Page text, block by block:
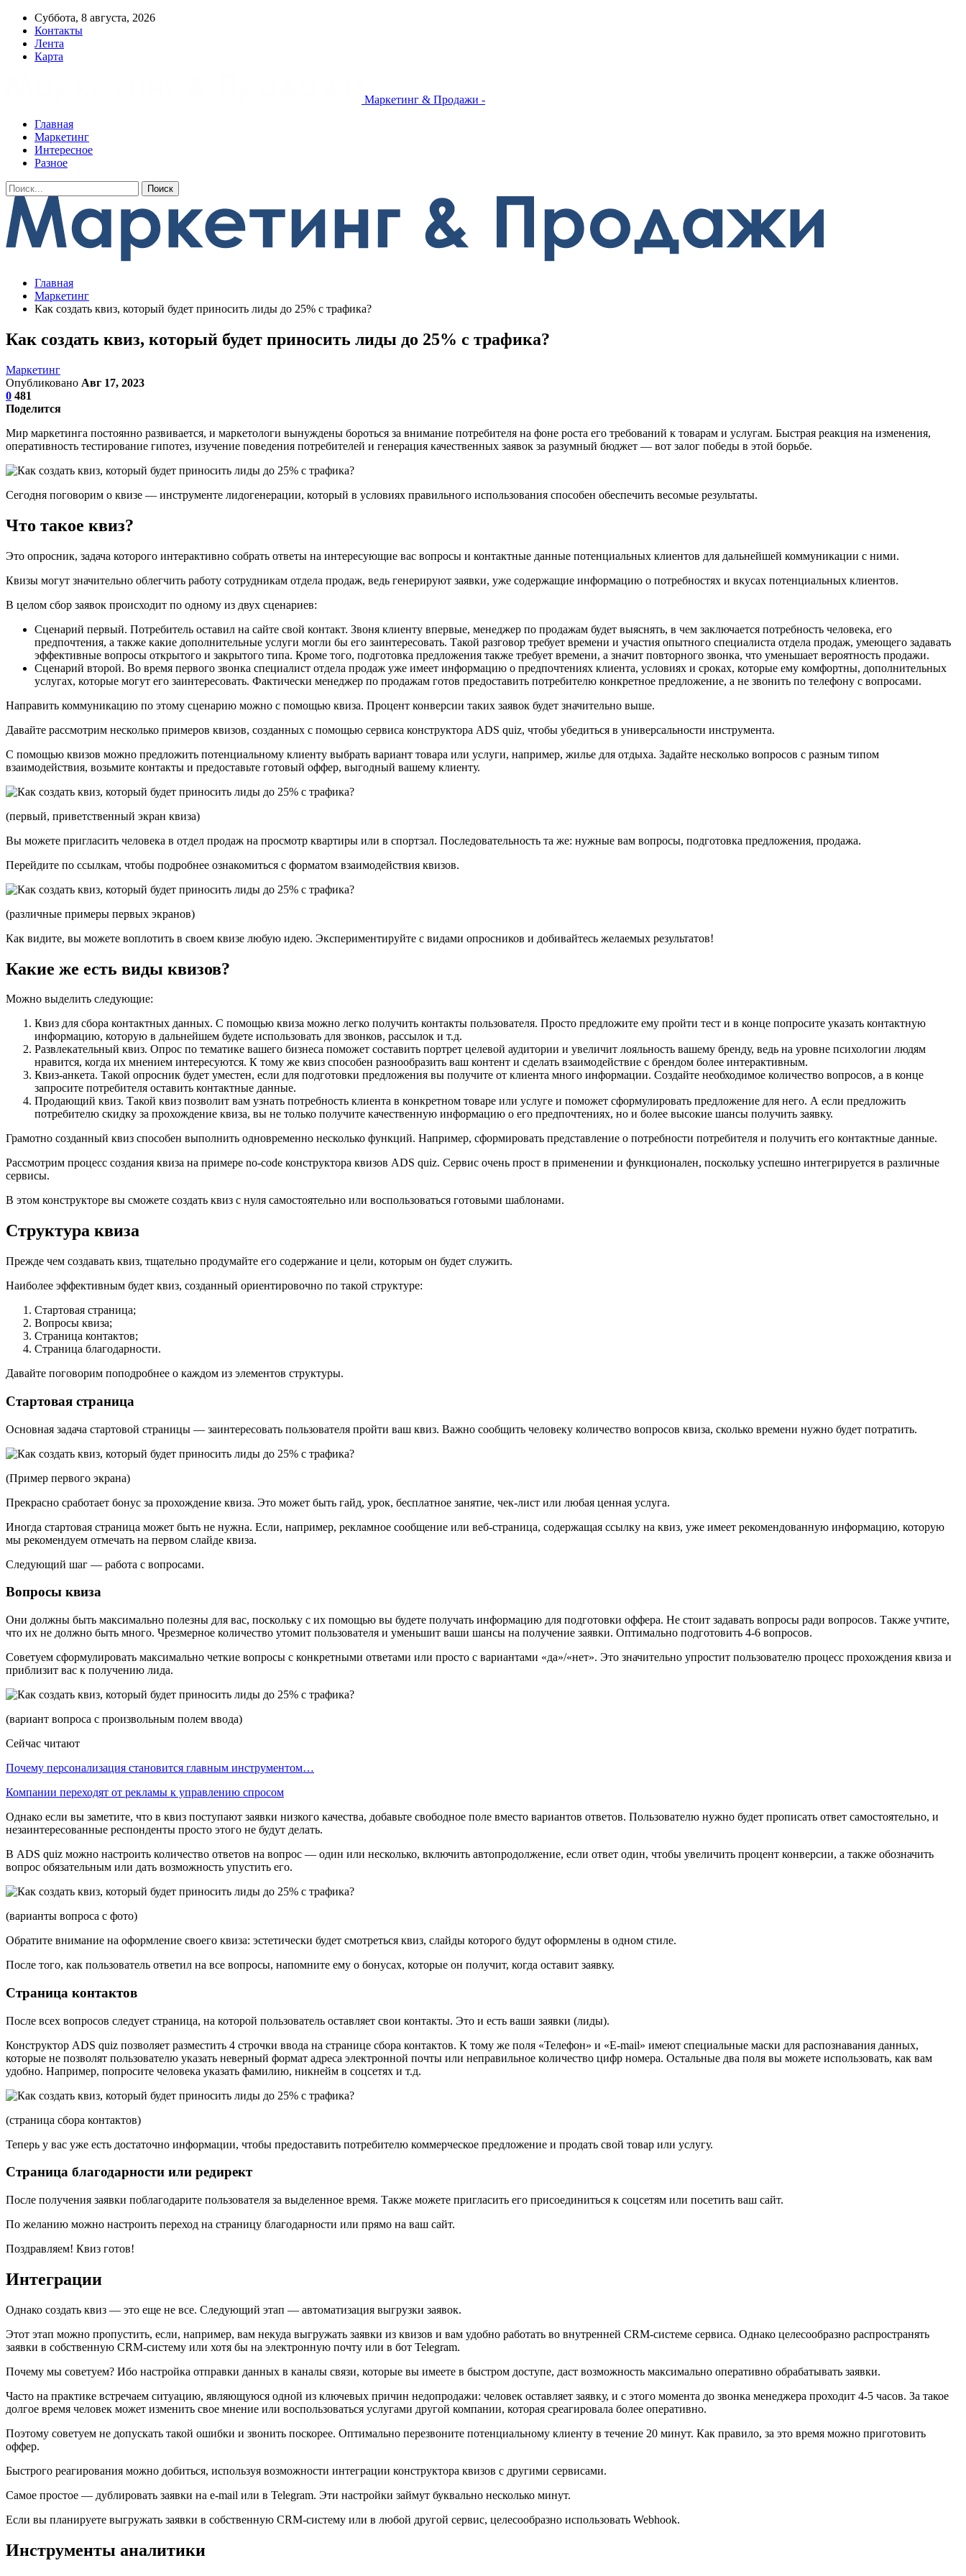
Суббота, 8 августа, 2026
Контакты
Лента
Карта
Маркетинг & Продажи -
Главная
Маркетинг
Интересное
Разное
Главная
Маркетинг
Как создать квиз, который будет приносить лиды до 25% с трафика?
Как создать квиз, который будет приносить лиды до 25% с трафика?
Маркетинг
Опубликовано Авг 17, 2023
0 481
Поделится
Мир маркетинга постоянно развивается, и маркетологи вынуждены бороться за внимание потребителя на фоне роста его требований к товарам и услугам. Быстрая реакция на изменения,
оперативность тестирование гипотез, изучение поведения потребителей и генерация качественных заявок за разумный бюджет — вот залог победы в этой борьбе.
Сегодня поговорим о квизе — инструменте лидогенерации, который в условиях правильного использования способен обеспечить весомые результаты.
Что такое квиз?
Это опросник, задача которого интерактивно собрать ответы на интересующие вас вопросы и контактные данные потенциальных клиентов для дальнейшей коммуникации с ними.
Квизы могут значительно облегчить работу сотрудникам отдела продаж, ведь генерируют заявки, уже содержащие информацию о потребностях и вкусах потенциальных клиентов.
В целом сбор заявок происходит по одному из двух сценариев:
Сценарий первый. Потребитель оставил на сайте свой контакт. Звоня клиенту впервые, менеджер по продажам будет выяснять, в чем заключается потребность человека, его
предпочтения, а также какие дополнительные услуги могли бы его заинтересовать. Такой разговор требует времени и участия опытного специалиста отдела продаж, умеющего задавать
эффективные вопросы открытого и закрытого типа. Кроме того, подготовка предложения также требует времени, а значит повторного звонка, что уменьшает вероятность продажи.
Сценарий второй. Во время первого звонка специалист отдела продаж уже имеет информацию о предпочтениях клиента, условиях и сроках, которые ему комфортны, дополнительных
услугах, которые могут его заинтересовать. Фактически менеджер по продажам готов предоставить потребителю конкретное предложение, а не звонить по телефону с вопросами.
Направить коммуникацию по этому сценарию можно с помощью квиза. Процент конверсии таких заявок будет значительно выше.
Давайте рассмотрим несколько примеров квизов, созданных с помощью сервиса конструктора ADS quiz, чтобы убедиться в универсальности инструмента.
С помощью квизов можно предложить потенциальному клиенту выбрать вариант товара или услуги, например, жилье для отдыха. Задайте несколько вопросов с разным типом
взаимодействия, возьмите контакты и предоставьте готовый оффер, выгодный вашему клиенту.
(первый, приветственный экран квиза)
Вы можете пригласить человека в отдел продаж на просмотр квартиры или в спортзал. Последовательность та же: нужные вам вопросы, подготовка предложения, продажа.
Перейдите по ссылкам, чтобы подробнее ознакомиться с форматом взаимодействия квизов.
(различные примеры первых экранов)
Как видите, вы можете воплотить в своем квизе любую идею. Экспериментируйте с видами опросников и добивайтесь желаемых результатов!
Какие же есть виды квизов?
Можно выделить следующие:
Квиз для сбора контактных данных. С помощью квиза можно легко получить контакты пользователя. Просто предложите ему пройти тест и в конце попросите указать контактную
информацию, которую в дальнейшем будете использовать для звонков, рассылок и т.д.
Развлекательный квиз. Опрос по тематике вашего бизнеса поможет составить портрет целевой аудитории и увеличит лояльность вашему бренду, ведь на уровне психологии людям
нравится, когда их мнением интересуются. К тому же квиз способен разнообразить ваш контент и сделать взаимодействие с брендом более интерактивным.
Квиз-анкета. Такой опросник будет уместен, если для подготовки предложения вы получите от клиента много информации. Создайте необходимое количество вопросов, а в конце
запросите потребителя оставить контактные данные.
Продающий квиз. Такой квиз позволит вам узнать потребность клиента в конкретном товаре или услуге и поможет сформулировать предложение для него. А если предложить
потребителю скидку за прохождение квиза, вы не только получите качественную информацию о его предпочтениях, но и более высокие шансы получить заявку.
Грамотно созданный квиз способен выполнить одновременно несколько функций. Например, сформировать представление о потребности потребителя и получить его контактные данные.
Рассмотрим процесс создания квиза на примере no-code конструктора квизов ADS quiz. Сервис очень прост в применении и функционален, поскольку успешно интегрируется в различные
сервисы.
В этом конструкторе вы сможете создать квиз с нуля самостоятельно или воспользоваться готовыми шаблонами.
Структура квиза
Прежде чем создавать квиз, тщательно продумайте его содержание и цели, которым он будет служить.
Наиболее эффективным будет квиз, созданный ориентировочно по такой структуре:
Стартовая страница;
Вопросы квиза;
Страница контактов;
Страница благодарности.
Давайте поговорим поподробнее о каждом из элементов структуры.
Стартовая страница
Основная задача стартовой страницы — заинтересовать пользователя пройти ваш квиз. Важно сообщить человеку количество вопросов квиза, сколько времени нужно будет потратить.
(Пример первого экрана)
Прекрасно сработает бонус за прохождение квиза. Это может быть гайд, урок, бесплатное занятие, чек-лист или любая ценная услуга.
Иногда стартовая страница может быть не нужна. Если, например, рекламное сообщение или веб-страница, содержащая ссылку на квиз, уже имеет рекомендованную информацию, которую
мы рекомендуем отмечать на первом слайде квиза.
Следующий шаг — работа с вопросами.
Вопросы квиза
Они должны быть максимально полезны для вас, поскольку с их помощью вы будете получать информацию для подготовки оффера. Не стоит задавать вопросы ради вопросов. Также учтите,
что их не должно быть много. Чрезмерное количество утомит пользователя и уменьшит ваши шансы на получение заявки. Оптимально подготовить 4-6 вопросов.
Советуем сформулировать максимально четкие вопросы с конкретными ответами или просто с вариантами «да»/«нет». Это значительно упростит пользователю процесс прохождения квиза и
приблизит вас к получению лида.
(вариант вопроса с произвольным полем ввода)
Сейчас читают
Почему персонализация становится главным инструментом…
Компании переходят от рекламы к управлению спросом
Однако если вы заметите, что в квиз поступают заявки низкого качества, добавьте свободное поле вместо вариантов ответов. Пользователю нужно будет прописать ответ самостоятельно, и
незаинтересованные респонденты просто этого не будут делать.
В ADS quiz можно настроить количество ответов на вопрос — один или несколько, включить автопродолжение, если ответ один, чтобы увеличить процент конверсии, а также обозначить
вопрос обязательным или дать возможность упустить его.
(варианты вопроса с фото)
Обратите внимание на оформление своего квиза: эстетически будет смотреться квиз, слайды которого будут оформлены в одном стиле.
После того, как пользователь ответил на все вопросы, напомните ему о бонусах, которые он получит, когда оставит заявку.
Страница контактов
После всех вопросов следует страница, на которой пользователь оставляет свои контакты. Это и есть ваши заявки (лиды).
Конструктор ADS quiz позволяет разместить 4 строчки ввода на странице сбора контактов. К тому же поля «Телефон» и «Е-mail» имеют специальные маски для распознавания данных,
которые не позволят пользователю указать неверный формат адреса электронной почты или неправильное количество цифр номера. Остальные два поля вы можете использовать, как вам
удобно. Например, попросите человека указать фамилию, никнейм в соцсетях и т.д.
(страница сбора контактов)
Теперь у вас уже есть достаточно информации, чтобы предоставить потребителю коммерческое предложение и продать свой товар или услугу.
Страница благодарности или редирект
После получения заявки поблагодарите пользователя за выделенное время. Также можете пригласить его присоединиться к соцсетям или посетить ваш сайт.
По желанию можно настроить переход на страницу благодарности или прямо на ваш сайт.
Поздравляем! Квиз готов!
Интеграции
Однако создать квиз — это еще не все. Следующий этап — автоматизация выгрузки заявок.
Этот этап можно пропустить, если, например, вам некуда выгружать заявки из квизов и вам удобно работать во внутренней СRM-системе сервиса. Однако целесообразно распространять
заявки в собственную CRM-систему или хотя бы на электронную почту или в бот Telegram.
Почему мы советуем? Ибо настройка отправки данных в каналы связи, которые вы имеете в быстром доступе, даст возможность максимально оперативно обрабатывать заявки.
Часто на практике встречаем ситуацию, являющуюся одной из ключевых причин недопродажи: человек оставляет заявку, и с этого момента до звонка менеджера проходит 4-5 часов. За такое
долгое время человек может изменить свое мнение или воспользоваться услугами другой компании, которая среагировала более оперативно.
Поэтому советуем не допускать такой ошибки и звонить поскорее. Оптимально перезвоните потенциальному клиенту в течение 20 минут. Как правило, за это время можно приготовить
оффер.
Быстрого реагирования можно добиться, используя возможности интеграции конструктора квизов с другими сервисами.
Самое простое — дублировать заявки на e-mail или в Telegram. Эти настройки займут буквально несколько минут.
Если вы планируете выгружать заявки в собственную CRM-систему или в любой другой сервис, целесообразно использовать Webhook.
Инструменты аналитики